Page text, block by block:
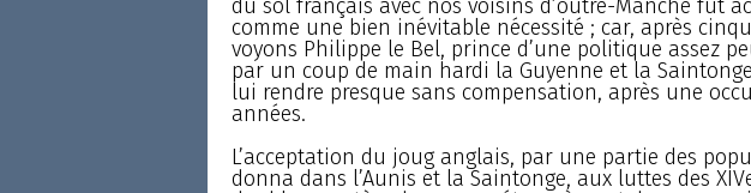
du sol français avec nos voisins d’outre-Manche fût
comme une bien inévitable nécessité ; car, après
voyons Philippe le Bel, prince d’une politique assez
par un coup de main hardi la Guyenne et la
lui rendre presque sans compensation, après une
années.
L’acceptation du joug anglais, par une partie des
donna dans l’Aunis et la Saintonge, aux luttes des